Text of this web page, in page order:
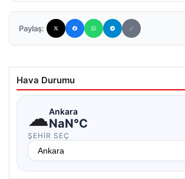
Paylaş:
Hava Durumu
☁Ankara
NaN°C
ŞEHIR SEÇ